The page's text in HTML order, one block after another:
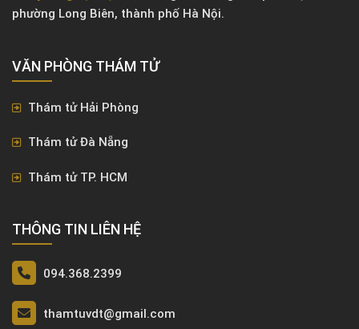
phường Long Biên, thành phố Hà Nội.
VĂN PHÒNG ​THÁM TỬ
Thám tử Hải Phòng
Thám tử Đà Nẵng
Thám tử TP. HCM
THÔNG TIN LIÊN HỆ
094.368.2399
thamtuvdt@gmail.com